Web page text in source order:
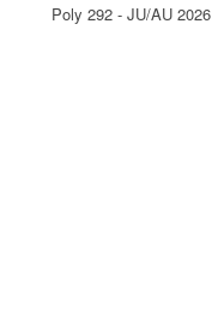
Poly 292 - JU/AU 2026